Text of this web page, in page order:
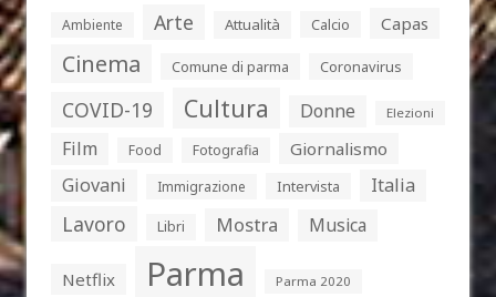
Ambiente Arte Attualità Calcio Capas
Cinema Comune di parma Coronavirus
COVID-19 Cultura Donne Elezioni
Film Food Fotografia Giornalismo
Giovani Immigrazione Intervista Italia
Lavoro Libri Mostra Musica
Netflix Parma Parma 2020